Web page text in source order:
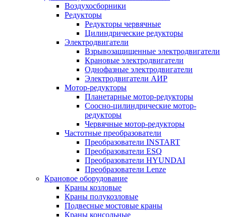
Воздухосборники
Редукторы
Редукторы червячные
Цилиндрические редукторы
Электродвигатели
Взрывозащищенные электродвигатели
Крановые электродвигатели
Однофазные электродвигатели
Электродвигатели АИР
Мотор-редукторы
Планетарные мотор-редукторы
Соосно-цилиндрические мотор-
редукторы
Червячные мотор-редукторы
Частотные преобразователи
Преобразователи INSTART
Преобразователи ESQ
Преобразователи HYUNDAI
Преобразователи Lenze
Крановое оборудование
Краны козловые
Краны полукозловые
Подвесные мостовые краны
Краны консольные